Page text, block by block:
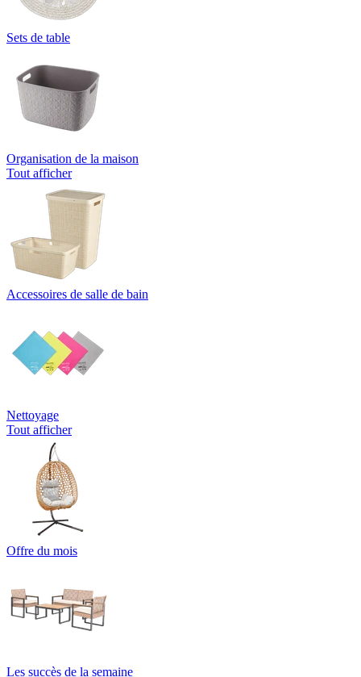
Sets de table
Organisation de la maison
Tout afficher
Accessoires de salle de bain
Nettoyage
Tout afficher
Offre du mois
Les succès de la semaine